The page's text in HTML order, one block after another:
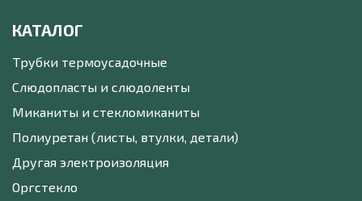
КАТАЛОГ
Трубки термоусадочные
Слюдопласты и слюдоленты
Миканиты и стекломиканиты
Полиуретан (листы, втулки, детали)
Другая электроизоляция
Оргстекло